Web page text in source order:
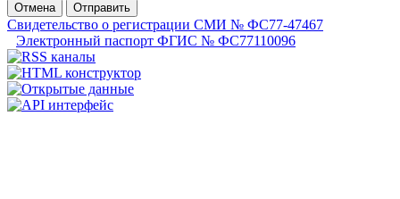
Отмена
Отправить
Свидетельство о регистрации СМИ № ФС77-47467
Электронный паспорт ФГИС № ФС77110096